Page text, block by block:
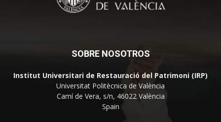
SOBRE NOSOTROS
Institut Universitari de Restauració del Patrimoni (IRP)
Universitat Politècnica de València
Camí de Vera, s/n, 46022 València
Spain